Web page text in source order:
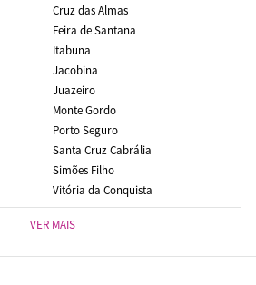
Cruz das Almas
Feira de Santana
Itabuna
Jacobina
Juazeiro
Monte Gordo
Porto Seguro
Santa Cruz Cabrália
Simões Filho
Vitória da Conquista
VER MAIS